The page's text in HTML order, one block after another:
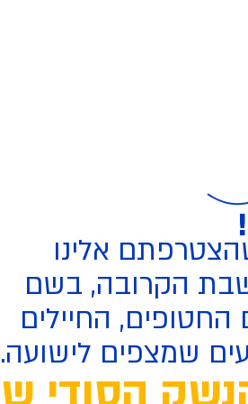
אלינו
הקרובה, בשם
החיילים
שמצפים לישועה.